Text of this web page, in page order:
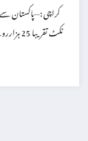
کراچی :—پاکستان
ٹکٹ